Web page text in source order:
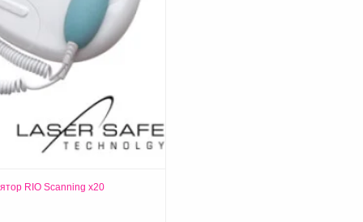
RIO Scanning x20